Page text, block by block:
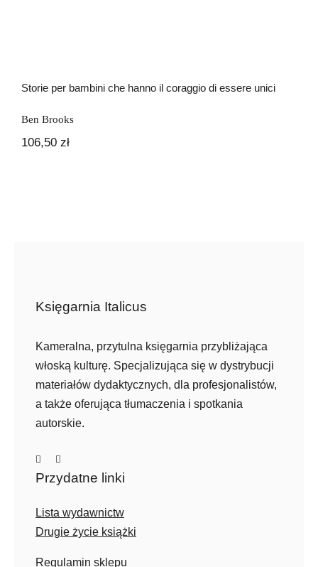
Storie per bambini che hanno il coraggio di essere unici
Ben Brooks
106,50 zł
Księgarnia Italicus
Kameralna, przytulna księgarnia przybliżająca
włoską kulturę. Specjalizująca się w dystrybucji
materiałów dydaktycznych, dla profesjonalistów,
a także oferująca tłumaczenia i spotkania
autorskie.
Przydatne linki
Lista wydawnictw
Drugie życie książki
Regulamin sklepu